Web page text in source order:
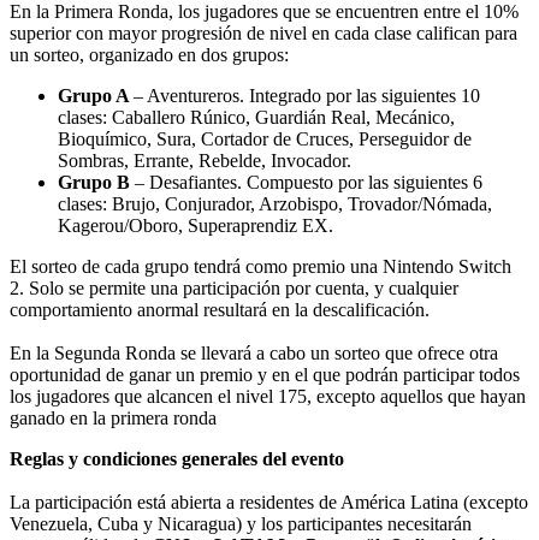
En la Primera Ronda, los jugadores que se encuentren entre el 10%
superior con mayor progresión de nivel en cada clase califican para
un sorteo, organizado en dos grupos:
Grupo A– Aventureros. Integrado por las siguientes 10
clases: Caballero Rúnico, Guardián Real, Mecánico,
Bioquímico, Sura, Cortador de Cruces, Perseguidor de
Sombras, Errante, Rebelde, Invocador.
Grupo B – Desafiantes. Compuesto por las siguientes 6
clases: Brujo, Conjurador, Arzobispo, Trovador/Nómada,
Kagerou/Oboro, Superaprendiz EX.
El sorteo de cada grupo tendrá como premio una Nintendo Switch
2. Solo se permite una participación por cuenta, y cualquier
comportamiento anormal resultará en la descalificación.
En la Segunda Ronda se llevará a cabo un sorteo que ofrece otra
oportunidad de ganar un premio y en el que podrán participar todos
los jugadores que alcancen el nivel 175, excepto aquellos que hayan
ganado en la primera ronda
Reglas y condiciones generales del evento
La participación está abierta a residentes de América Latina (excepto
Venezuela, Cuba y Nicaragua) y los participantes necesitarán